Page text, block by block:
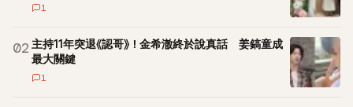
1
02 主持11年突退《認哥》！金希澈終於說真話 姜鎬童成
最大關鍵
1